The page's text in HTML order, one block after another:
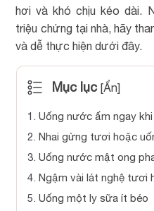
hơi và khó chịu kéo dài.
triệu chứng tại nhà, hãy
và dễ thực hiện dưới đây.
Mục lục [Ẩn]
1. Uống nước ấm ngay
2. Nhai gừng tươi hoặc
3. Uống nước mật ong
4. Ngậm vài lát nghệ tươi
5. Uống một ly sữa ít béo